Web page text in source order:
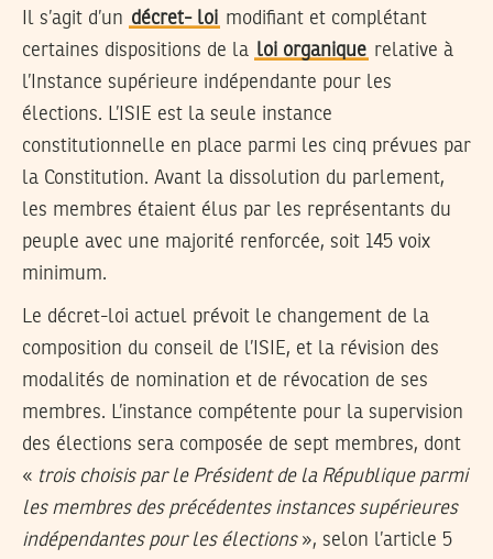
Il s’agit d’un décret- loi modifiant et complétant
certaines dispositions de la loi organique relative à
l’Instance supérieure indépendante pour les
élections. L’ISIE est la seule instance
constitutionnelle en place parmi les cinq prévues par
la Constitution. Avant la dissolution du parlement,
les membres étaient élus par les représentants du
peuple avec une majorité renforcée, soit 145 voix
minimum.
Le décret-loi actuel prévoit le changement de la
composition du conseil de l’ISIE, et la révision des
modalités de nomination et de révocation de ses
membres. L’instance compétente pour la supervision
des élections sera composée de sept membres, dont
« trois choisis par le Président de la République parmi
les membres des précédentes instances supérieures
indépendantes pour les élections », selon l’article 5